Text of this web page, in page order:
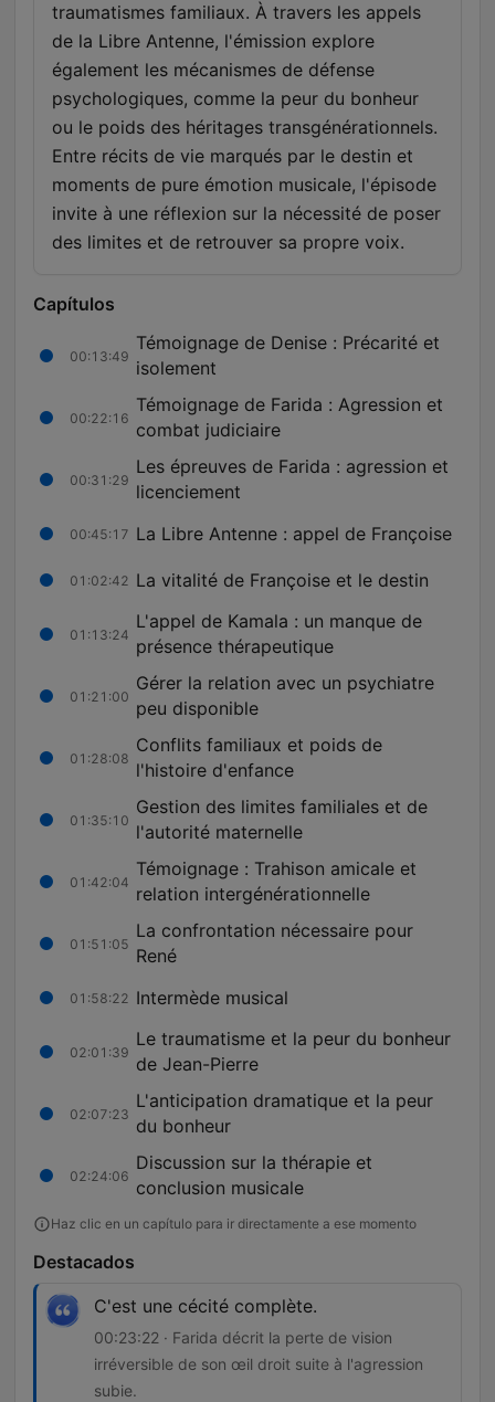
traumatismes familiaux. À travers les appels
de la Libre Antenne, l'émission explore
également les mécanismes de défense
psychologiques, comme la peur du bonheur
ou le poids des héritages transgénérationnels.
Entre récits de vie marqués par le destin et
moments de pure émotion musicale, l'épisode
invite à une réflexion sur la nécessité de poser
des limites et de retrouver sa propre voix.
Capítulos
00:13:49
Témoignage de Denise : Précarité et
isolement
00:22:16
Témoignage de Farida : Agression et
combat judiciaire
00:31:29
Les épreuves de Farida : agression et
licenciement
00:45:17 La Libre Antenne : appel de Françoise
01:02:42 La vitalité de Françoise et le destin
01:13:24
L'appel de Kamala : un manque de
présence thérapeutique
01:21:00
Gérer la relation avec un psychiatre
peu disponible
01:28:08
Conflits familiaux et poids de
l'histoire d'enfance
01:35:10
Gestion des limites familiales et de
l'autorité maternelle
01:42:04
Témoignage : Trahison amicale et
relation intergénérationnelle
01:51:05
La confrontation nécessaire pour
René
01:58:22 Intermède musical
02:01:39
Le traumatisme et la peur du bonheur
de Jean-Pierre
02:07:23
L'anticipation dramatique et la peur
du bonheur
02:24:06
Discussion sur la thérapie et
conclusion musicale
Haz clic en un capítulo para ir directamente a ese momento
Destacados
C'est une cécité complète.
00:23:22 · Farida décrit la perte de vision
irréversible de son œil droit suite à l'agression
subie.